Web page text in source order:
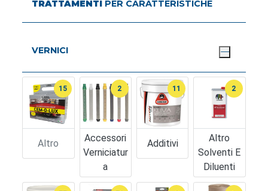
TRATTAMENTI PER CARATTERISTICHE
VERNICI
Altro
15
Accessori
Verniciatur
A
2
Additivi
11
Altro
Solventi E
Diluenti
2